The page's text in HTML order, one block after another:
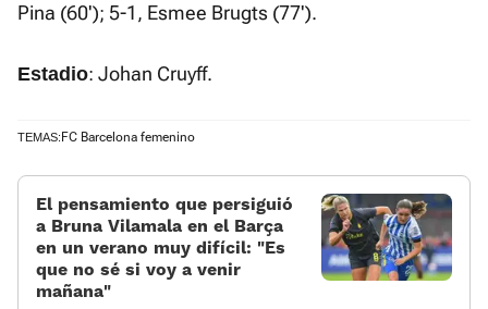
Pina (60'); 5-1, Esmee Brugts (77').
Estadio: Johan Cruyff.
TEMAS: FC Barcelona femenino
El pensamiento que persiguió
a Bruna Vilamala en el Barça
en un verano muy difícil: «Es
que no sé si voy a venir
mañana»